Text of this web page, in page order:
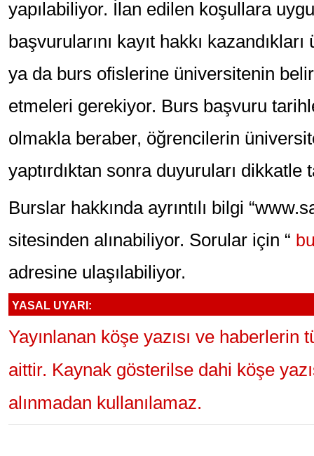
yapılabiliyor. İlan edilen koşullara
başvurularını kayıt hakkı
ya da burs ofislerine üniversitenin
etmeleri gerekiyor. Burs başvuru
olmakla beraber, öğrencilerin
yaptırdıktan sonra duyuruları
Burslar hakkında ayrıntılı bilgi
sitesinden alınabiliyor. Sorular için “
adresine ulaşılabiliyor.
YASAL UYARI:
Yayınlanan köşe yazısı ve haberlerin
aittir. Kaynak gösterilse dahi köşe
alınmadan kullanılamaz.